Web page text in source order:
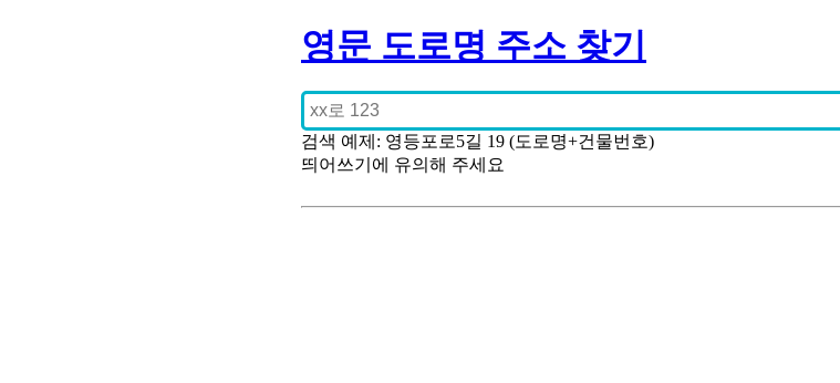
영문 도로명 주소 찾기
검색 예제: 영등포로5길 19 (도로명+건물번호)
띄어쓰기에 유의해 주세요